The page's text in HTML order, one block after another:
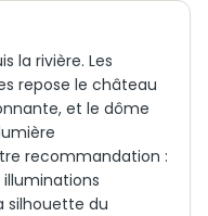
la rivière. Les
repose le château
et le dôme
recommandation :
du